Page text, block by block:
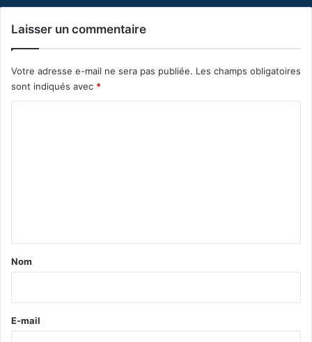
Laisser un commentaire
Votre adresse e-mail ne sera pas publiée. Les champs obligatoires
sont indiqués avec *
a
e
Nom
E-mail